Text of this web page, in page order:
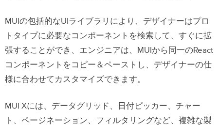
MUIの包括的なUIライブラリにより、デザイナーはプロ
トタイプに必要なコンポーネントを検索して、すぐに拡
張することができ、エンジニアは、MUIから同一のReact
コンポーネントをコピー＆ペーストし、デザイナーの仕
様に合わせてカスタマイズできます。
MUI Xには、データグリッド、日付ピッカー、チャー
ト、ページネーション、フィルタリングなど、複雑な製